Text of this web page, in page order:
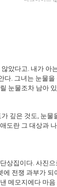
았다고. 내가 아
다. 그녀는 눈물을
눈물조차 남아
깊은 것도, 눈물
애도란 그 대상과
상집이다. 사진으
에 전쟁 과부가 되
메모지에다 마